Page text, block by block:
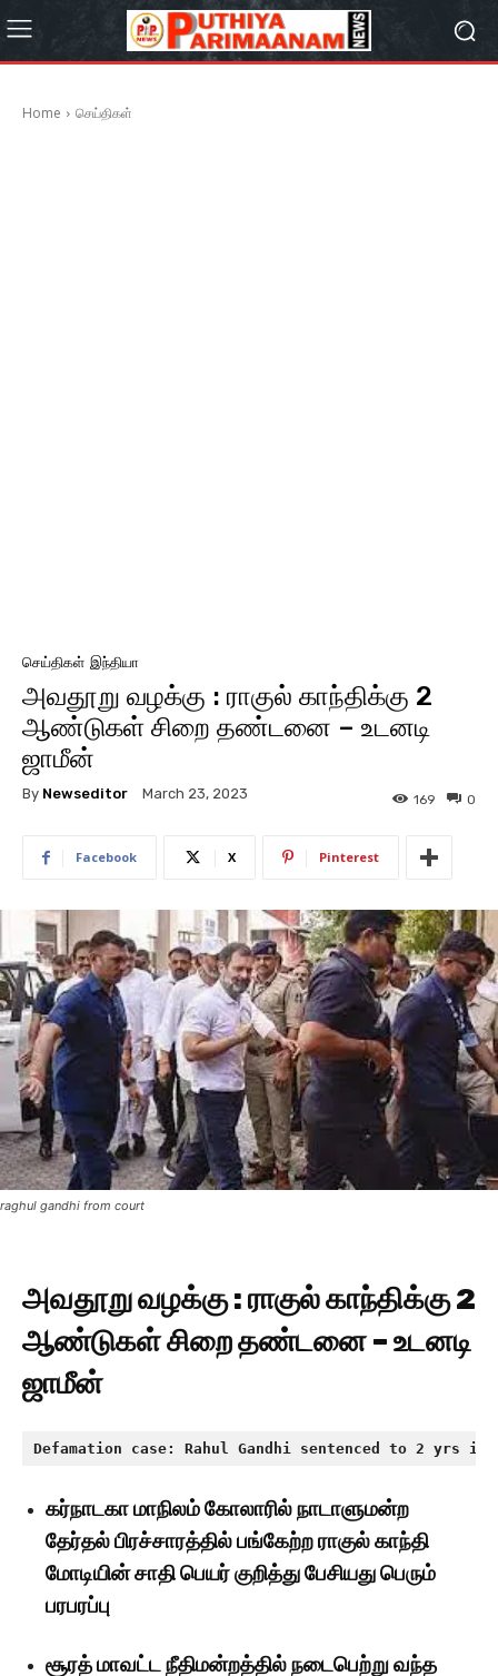
Home செய்திகள்
செய்திகள் இந்தியா
அவதூறு வழக்கு : ராகுல் காந்திக்கு 2
ஆண்டுகள் சிறை தண்டனை – உடனடி
ஜாமீன்
By Newseditor March 23, 2023 0
169
Facebook X Pinterest
raghul gandhi from court
அவதூறு வழக்கு : ராகுல் காந்திக்கு 2
ஆண்டுகள் சிறை தண்டனை – உடனடி
ஜாமீன்
Defamation case: Rahul Gandhi sentenced to 2 yrs
கர்நாடகா மாநிலம் கோலாரில் நாடாளுமன்ற
தேர்தல் பிரச்சாரத்தில் பங்கேற்ற ராகுல் காந்தி
மோடியின் சாதி பெயர் குறித்து பேசியது பெரும்
பரபரப்பு
சூரத் மாவட்ட நீதிமன்றத்தில் நடைபெற்று வந்த